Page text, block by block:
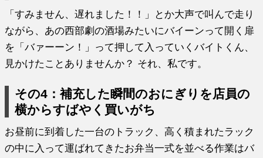
「すみません、遅れました！！」とか大声で叫んで走り
ながら、あの西部劇の酒場みたいにバイーンって開く扉
を「バァーーン！」って押して入っていくバイトくん、
見かけたことありませんか？ それ、私です。
その4：補充した瞬間のおにぎりを店員の
横からすばやく買いがち
お昼前に到着した一台のトラック、高く積まれたラック
の中に入って運ばれてきたお弁当一式を並べる作業はバ